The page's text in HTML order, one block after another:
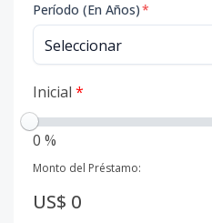
Período (En Años)*
Inicial *
0 %
Monto del Préstamo:
US$ 0